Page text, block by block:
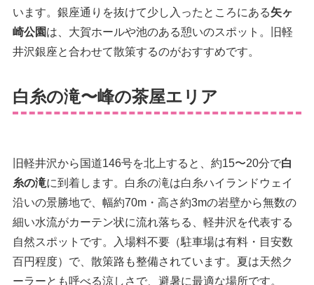
います。銀座通りを抜けて少し入ったところにある矢ヶ
崎公園は、大賀ホールや池のある憩いのスポット。旧軽
井沢銀座と合わせて散策するのがおすすめです。
白糸の滝〜峰の茶屋エリア
旧軽井沢から国道146号を北上すると、約15〜20分で白
糸の滝に到着します。白糸の滝は白糸ハイランドウェイ
沿いの景勝地で、幅約70m・高さ約3mの岩壁から無数の
細い水流がカーテン状に流れ落ちる、軽井沢を代表する
自然スポットです。入場料不要（駐車場は有料・目安数
百円程度）で、散策路も整備されています。夏は天然ク
ーラーとも呼べる涼しさで、避暑に最適な場所です。